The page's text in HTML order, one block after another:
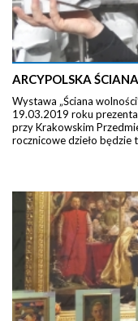
ARCYPOLSKA
Wystawa „Ściana
19.03.2019 roku
przy Krakowskim
rocznicowe dzieło będzie